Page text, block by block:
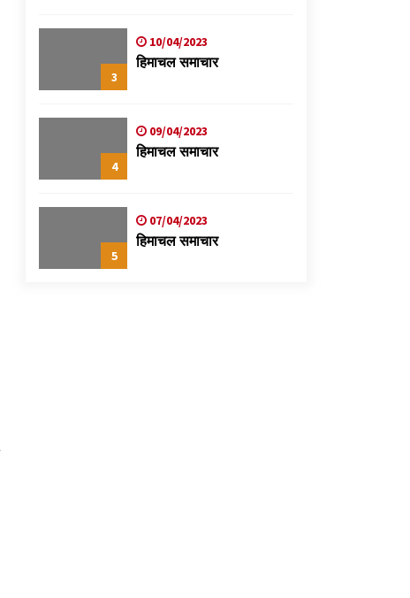
स्वास्थ्य शिविर
3
10/04/2023
हिमाचल समाचार
4
09/04/2023
हिमाचल समाचार
5
07/04/2023
हिमाचल समाचार